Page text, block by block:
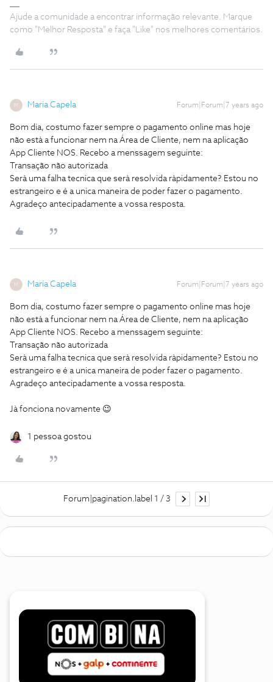
Ajude a comunidade a encontrar informação relevante. Marque
como "Melhor Resposta" e faça "Like" nos melhores comentários.
M Maria Capela Forum|Forum|7 years ago
Bom dia, costumo fazer sempre o pagamento online mas hoje
não està a funcionar nem na Área de Cliente, nem na aplicação
App Cliente NOS. Recebo a menssagem seguinte:
Transação não autorizada
Serà uma falha tecnica que serà resolvida ràpidamente? Estou no
estrangeiro e é a unica maneira de poder fazer o pagamento.
Agradeço antecipadamente a vossa resposta.
M Maria Capela Forum|Forum|7 years ago
Bom dia, costumo fazer sempre o pagamento online mas hoje
não està a funcionar nem na Área de Cliente, nem na aplicação
App Cliente NOS. Recebo a menssagem seguinte:
Transação não autorizada
Serà uma falha tecnica que serà resolvida ràpidamente? Estou no
estrangeiro e é a unica maneira de poder fazer o pagamento.
Agradeço antecipadamente a vossa resposta.
Jà fonciona novamente 😉
1 pessoa gostou
Forum|pagination.label 1 / 3